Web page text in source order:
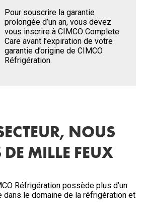
Pour souscrire la garantie
prolongée d’un an, vous devez
vous inscrire à CIMCO Complete
Care avant l’expiration de votre
garantie d’origine de CIMCO
Réfrigération.
NOUS
MILLE FEUX
Réfrigération possède plus d’un
le domaine de la réfrigération et